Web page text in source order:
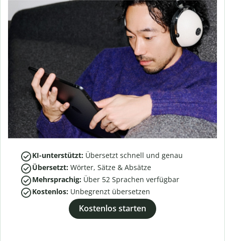
KI-unterstützt: Übersetzt schnell und genau
Übersetzt: Wörter, Sätze & Absätze
Mehrsprachig: Über 52 Sprachen verfügbar
Kostenlos: Unbegrenzt übersetzen
Kostenlos starten